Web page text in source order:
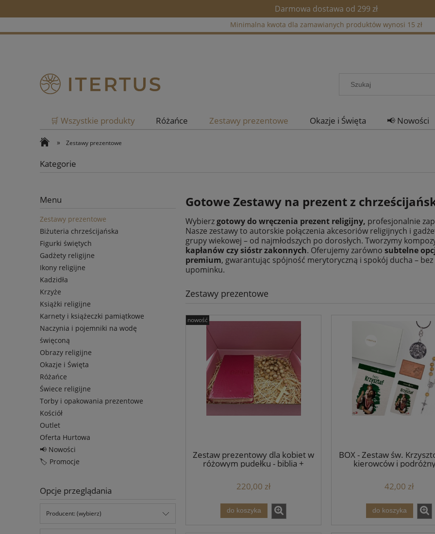
Darmowa dostawa od 299 zł
Minimalna kwota dla zamawianych produktów wynosi 15 zł
🛒 Wszystkie produkty Różańce Zestawy prezentowe Okazje i Święta 📢 Nowości
» Zestawy prezentowe
Kategorie
Menu
Zestawy prezentowe
Biżuteria chrześcijańska
Figurki świętych
Gadżety religijne
Ikony religijne
Kadzidła
Krzyże
Książki religijne
Karnety i książeczki pamiątkowe
Naczynia i pojemniki na wodę
święconą
Obrazy religijne
Okazje i Święta
Różańce
Świece religijne
Torby i opakowania prezentowe
Kościół
Outlet
Oferta Hurtowa
📢 Nowości
🏷️ Promocje
Opcje przeglądania
Producent: (wybierz)
Gotowe Zestawy na prezent z
Wybierzgotowy do wręczenia prezent religijny, profesjonalnie
Nasze zestawy to autorskie połączenia akcesoriów religijnych i
grupy wiekowej – od najmłodszych po dorosłych. Tworzymy
kapłanów czy sióstr zakonnych. Oferujemy zarówno subtelne
premium, gwarantując spójność merytoryczną i spokój ducha –
upominku.
Zestawy prezentowe
Zestaw prezentowy dla kobiet w
różowym pudełku - biblia +
220,00 zł
do koszyka
nowość
BOX - Zestaw św.
kierowców i
42,00 zł
do koszyka